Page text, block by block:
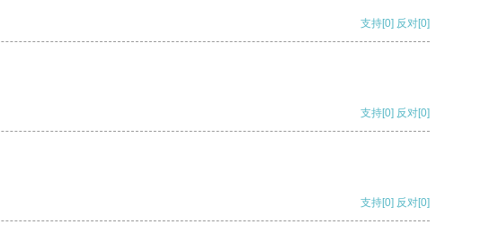
支持[0] 反对[0]
支持[0] 反对[0]
支持[0] 反对[0]